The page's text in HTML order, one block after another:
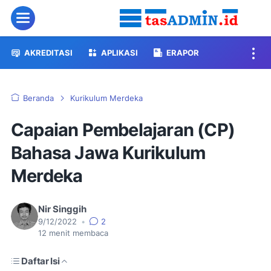
Menu
AKREDITASI APLIKASI ERAPOR
Beranda Kurikulum Merdeka
Capaian Pembelajaran (CP)
Bahasa Jawa Kurikulum
Merdeka
Nir Singgih
9/12/2022 •
2
12 menit membaca
Daftar Isi